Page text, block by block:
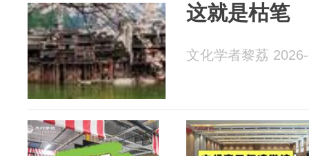
这就是枯笔
文化学者黎荔